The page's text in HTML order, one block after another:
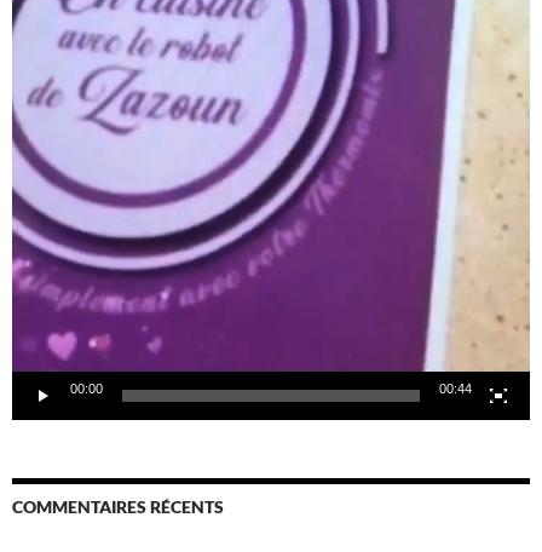
00:00 00:44
COMMENTAIRES RÉCENTS